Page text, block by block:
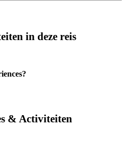
in deze reis
& Activiteiten